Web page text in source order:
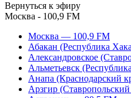
Вернуться к эфиру
Москва - 100,9 FM
Москва — 100,9 FM
Абакан (Республика
Александровское
Альметьевск
Анапа (Краснодарский
Арзгир